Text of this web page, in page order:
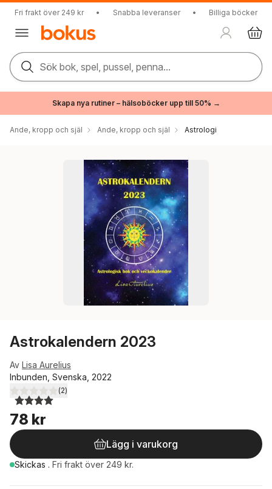
Fri frakt över 249 kr • Snabba leveranser • Billiga böcker
Sök bok, spel, pussel, penna...
Skapa nya rutiner – hälsoböcker upp till 50% →
Ande, kropp och själ Ande, kropp och själ Astrologi
Astrokalendern 2023
Av Lisa Aurelius
Inbunden, Svenska, 2022
4,0utav 5 stjärnor. Totalt antal röster:
(2)
78 kr
Lägg i varukorg
Skickas . Fri frakt över 249 kr.